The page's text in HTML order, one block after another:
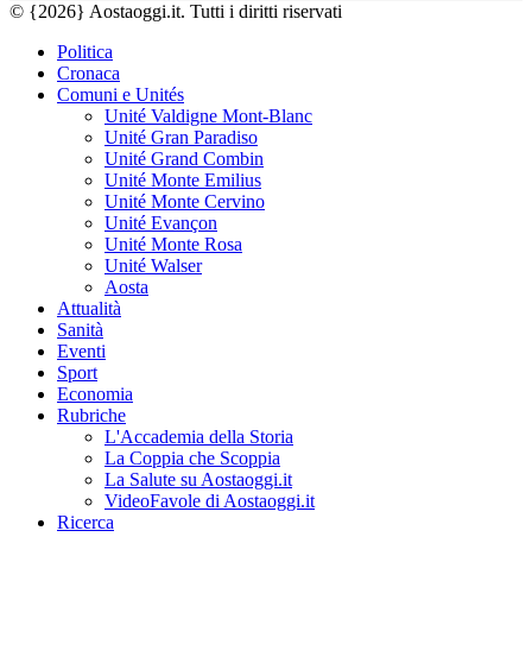
© {2026} Aostaoggi.it. Tutti i diritti riservati
Politica
Cronaca
Comuni e Unités
Unité Valdigne Mont-Blanc
Unité Gran Paradiso
Unité Grand Combin
Unité Monte Emilius
Unité Monte Cervino
Unité Evançon
Unité Monte Rosa
Unité Walser
Aosta
Attualità
Sanità
Eventi
Sport
Economia
Rubriche
L'Accademia della Storia
La Coppia che Scoppia
La Salute su Aostaoggi.it
VideoFavole di Aostaoggi.it
Ricerca